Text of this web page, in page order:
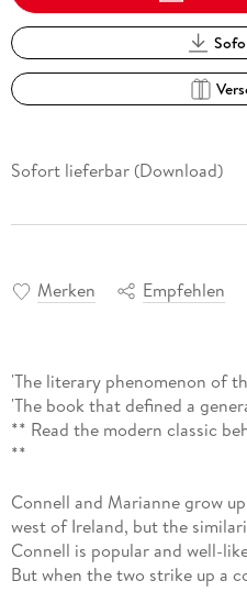
Sofort lieferbar (Download)
Merken Empfehlen
'The literary phenomenon of
'The book that defined a
** Read the modern classic
**
Connell and Marianne grow
west of Ireland, but the
Connell is popular and well-
But when the two strike up a